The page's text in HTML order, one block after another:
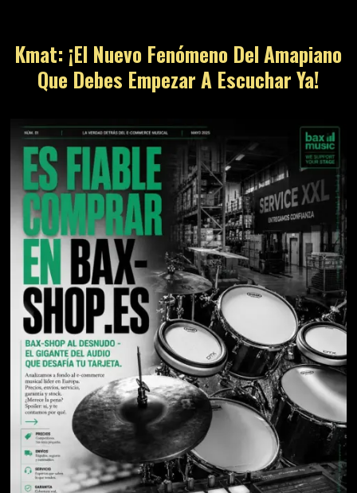
Kmat: ¡El Nuevo Fenómeno Del Amapiano
Que Debes Empezar A Escuchar Ya!